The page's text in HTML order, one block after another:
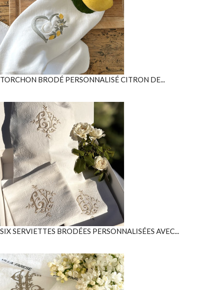
TORCHON BRODÉ PERSONNALISÉ CITRON DE...
SIX SERVIETTES BRODÉES PERSONNALISÉES AVEC...